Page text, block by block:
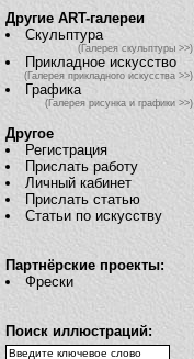
Другие ART-галереи
Скульптура
(Галерея скульптуры >>)
Прикладное искусство
(Галерея прикладного искусства >>)
Графика
(Галерея рисунка и графики >>)
Другое
Регистрация
Прислать работу
Личный кабинет
Прислать статью
Статьи по искусству
Партнёрские проекты:
Фрески
Поиск иллюстраций: